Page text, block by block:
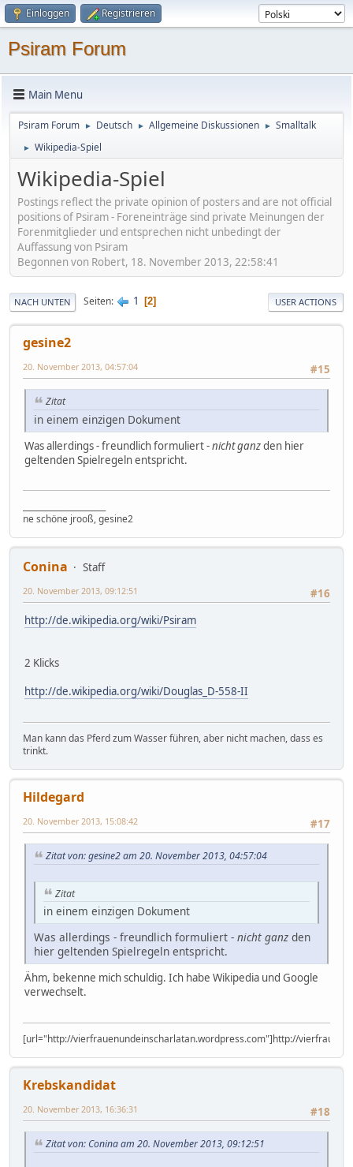
Einloggen Registrieren
Psiram Forum
Main Menu
Psiram Forum ► Deutsch ► Allgemeine Diskussionen ► Smalltalk
► Wikipedia-Spiel
Wikipedia-Spiel
Postings reflect the private opinion of posters and are not official
positions of Psiram - Foreneinträge sind private Meinungen der
Forenmitglieder und entsprechen nicht unbedingt der
Auffassung von Psiram
Begonnen von Robert, 18. November 2013, 22:58:41
NACH UNTEN Seiten 1 2 USER ACTIONS
gesine2
#15
20. November 2013, 04:57:04
Zitat
in einem einzigen Dokument
Was allerdings - freundlich formuliert -nicht ganzden hier
geltenden Spielregeln entspricht.
ne schöne jrooß, gesine2
Conina
Staff
#16
20. November 2013, 09:12:51
http://de.wikipedia.org/wiki/Psiram
2 Klicks
http://de.wikipedia.org/wiki/Douglas_D-558-II
Man kann das Pferd zum Wasser führen, aber nicht machen, dass es
trinkt.
Hildegard
#17
20. November 2013, 15:08:42
Zitat von: gesine2 am 20. November 2013, 04:57:04
Zitat
in einem einzigen Dokument
Was allerdings - freundlich formuliert - nicht ganz den
hier geltenden Spielregeln entspricht.
Ähm, bekenne mich schuldig. Ich habe Wikipedia und Google
verwechselt.
[url="http://vierfrauenundeinscharlatan.wordpress.com"]http://
Krebskandidat
#18
20. November 2013, 16:36:31
Zitat von: Conina am 20. November 2013, 09:12:51